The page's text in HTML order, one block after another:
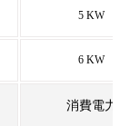
5 KW
6 KW
消費電力